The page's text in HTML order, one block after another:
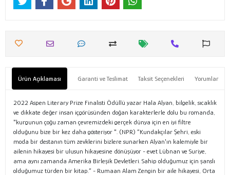
Ürün Açıklaması Garanti ve Teslimat Taksit Seçenekleri Yorumlar
2022 Aspen Literary Prize Finalisti Ödüllü yazar Hala Alyan, bilgelik, sıcaklık
ve dikkate değer insan içgörüsünden doğan karakterlerle dolu bu romanda,
"kurgunun çoğu zaman çevremizdeki gerçek dünya için en iyi filtre
olduğunu bize bir kez daha gösteriyor ". (NPR) “Kundakçılar Şehri, eski
moda bir destanın tüm zevklerini bizlere sunarken Alyan'ın kalemiyle bir
ailenin hikayesi bir ulusun hikayesine dönüşüyor - evet Lübnan ve Suriye,
ama aynı zamanda Amerika Birleşik Devletleri. Sahip olduğumuz için şanslı
olduğumuz türden bir kitap.” - Rumaan Alam Zengin bir aile hikayesi, Orta